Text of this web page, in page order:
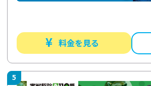
¥ 料金を見る
5